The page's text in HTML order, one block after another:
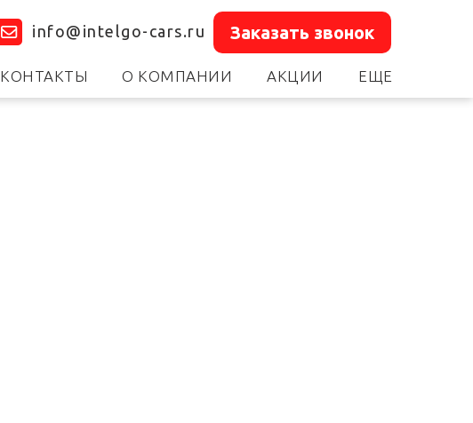
Заказать звонок
info@intelgo-cars.ru
О КОМПАНИИ ЕЩЕ
АКЦИИ
КОНТАКТЫ